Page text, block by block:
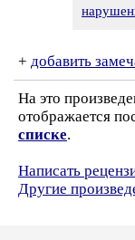
+ добавить
На это
отображается
списке.
Написать
Другие